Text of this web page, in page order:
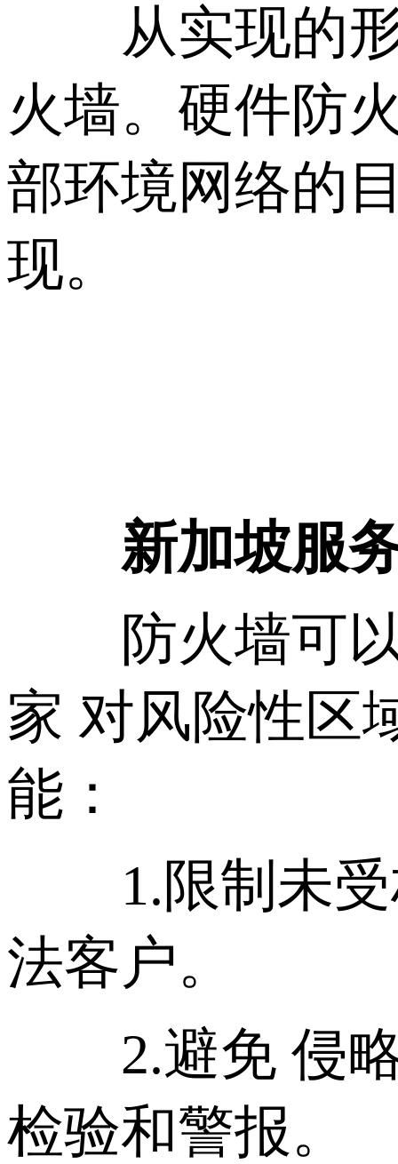
从实现的形
火墙。硬件防
部环境网络的
现。
新加坡服务
防火墙可以
家 对风险性区
能：
1.限制未受
法客户。
2.避免 侵略
检验和警报。